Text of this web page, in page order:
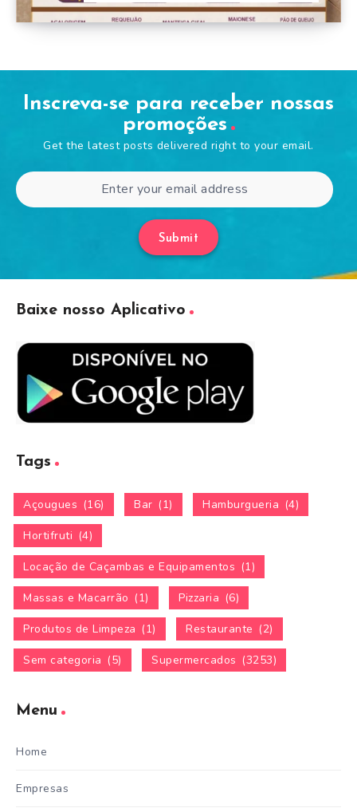
Inscreva-se para receber nossas
promoções
Get the latest posts delivered right to your email.
Submit
Baixe nosso Aplicativo
Tags
Açougues (16) Bar (1) Hamburgueria (4)
Hortifruti (4)
Locação de Caçambas e Equipamentos (1)
Massas e Macarrão (1) Pizzaria (6)
Produtos de Limpeza (1) Restaurante (2)
Sem categoria (5) Supermercados (3253)
Menu
Home
Empresas